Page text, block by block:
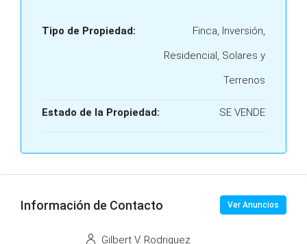
Tipo de Propiedad:
Finca, Inversión,
Residencial, Solares y
Terrenos
Estado de la Propiedad: SE VENDE
Información de Contacto Ver Anuncios
Gilbert V. Rodriguez